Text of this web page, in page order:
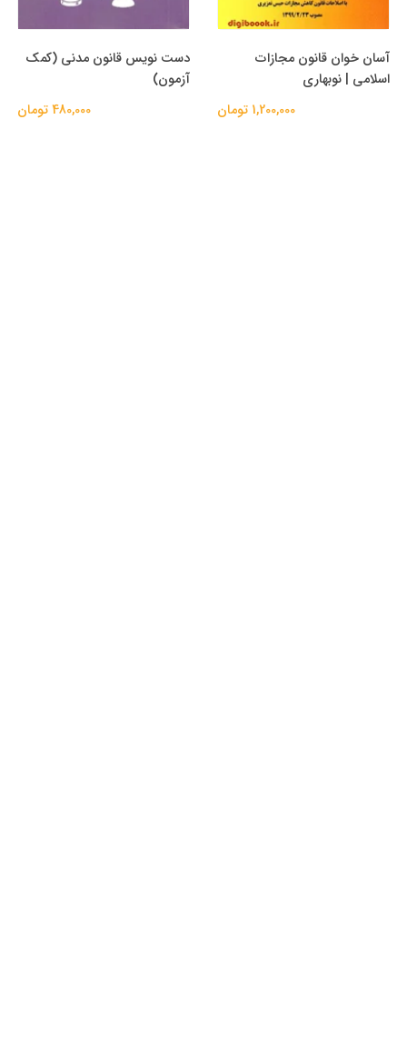
آسان خوان قانون مجازات
اسلامی | نوبهاری
1,200,000 تومان
دست نویس قانون مدنی (کمک
آزمون)
480,000 تومان